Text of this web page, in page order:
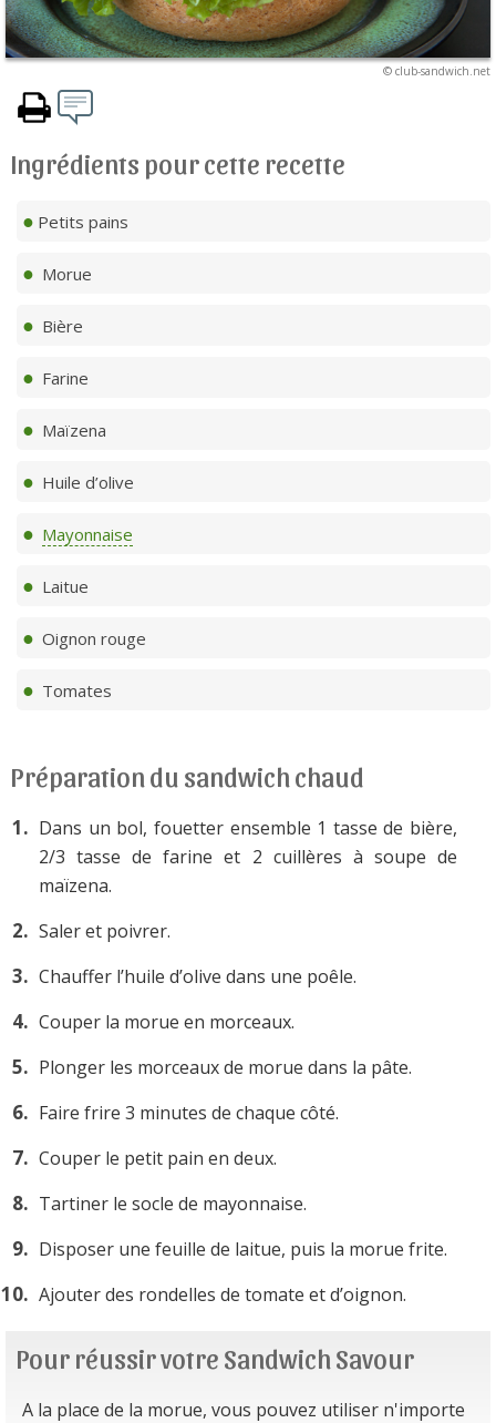
© club-sandwich.net
Ingrédients pour cette recette
Petits pains
Morue
Bière
Farine
Maïzena
Huile d’olive
Mayonnaise
Laitue
Oignon rouge
Tomates
Préparation du sandwich chaud
Dans un bol, fouetter ensemble 1 tasse de bière,
2/3 tasse de farine et 2 cuillères à soupe de
maïzena.
Saler et poivrer.
Chauffer l’huile d’olive dans une poêle.
Couper la morue en morceaux.
Plonger les morceaux de morue dans la pâte.
Faire frire 3 minutes de chaque côté.
Couper le petit pain en deux.
Tartiner le socle de mayonnaise.
Disposer une feuille de laitue, puis la morue frite.
Ajouter des rondelles de tomate et d’oignon.
Pour réussir votre Sandwich Savour
A la place de la morue, vous pouvez utiliser n'importe